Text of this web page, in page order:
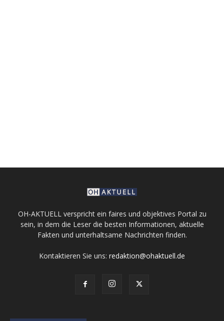
OH-AKTUELL verspricht ein faires und objektives Portal zu
sein, in dem die Leser die besten Informationen, aktuelle
Fakten und unterhaltsame Nachrichten finden.
Kontaktieren Sie uns: redaktion@ohaktuell.de